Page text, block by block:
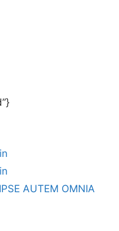
AUTEM OMNIA